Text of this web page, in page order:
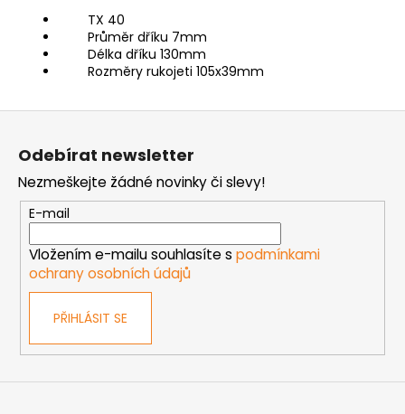
TX 40
Průměr dříku 7mm
Délka dříku 130mm
Rozměry rukojeti 105x39mm
Z
Odebírat newsletter
Nezmeškejte žádné novinky či slevy!
E-mail
Vložením e-mailu souhlasíte s podmínkami
ochrany osobních údajů
PŘIHLÁSIT SE